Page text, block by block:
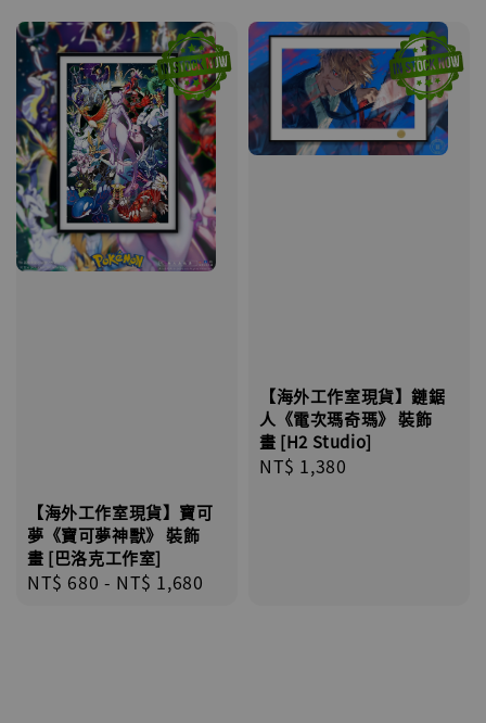
【海外工作室現貨】寶可
夢《寶可夢神獸》 裝飾
畫 [巴洛克工作室]
Regular
NT$ 680 - NT$ 1,680
【海外工作室現貨】鏈鋸
人《電次瑪奇瑪》 裝飾
畫 [H2 Studio]
Regular
NT$ 1,380